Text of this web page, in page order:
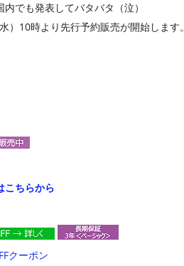
でも発表してバタバタ（泣）
10時より先行予約販売が開始します。
こちらから
クーポン